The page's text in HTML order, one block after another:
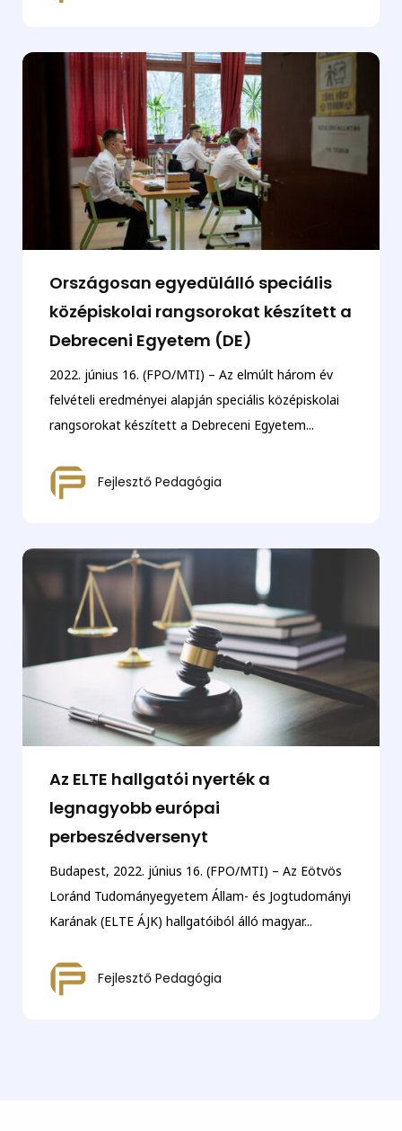
Országosan egyedülálló speciális
középiskolai rangsorokat készített a
Debreceni Egyetem (DE)
2022. június 16. (FPO/MTI) – Az elmúlt három év
felvételi eredményei alapján speciális középiskolai
rangsorokat készített a Debreceni Egyetem...
Fejlesztő Pedagógia
Az ELTE hallgatói nyerték a
legnagyobb európai
perbeszédversenyt
Budapest, 2022. június 16. (FPO/MTI) – Az Eötvös
Loránd Tudományegyetem Állam- és Jogtudományi
Karának (ELTE ÁJK) hallgatóiból álló magyar...
Fejlesztő Pedagógia